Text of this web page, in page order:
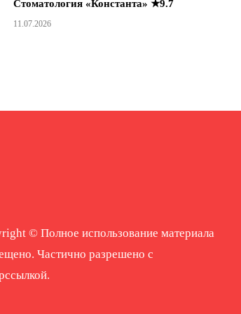
Стоматология «Константа» ★9.7
11.07.2026
© Полное использование материала
Частично разрешено с